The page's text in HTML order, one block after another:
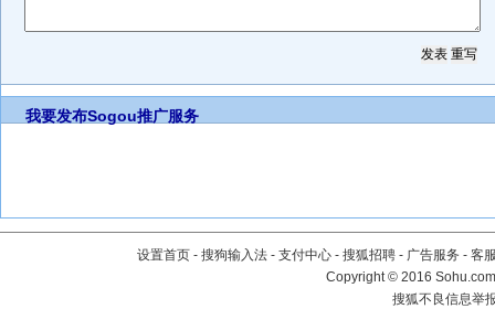
我要发布Sogou推广服务
设置首页 - 搜狗输入法 - 支付中心 - 搜狐招聘 - 广告服务 - 客
Copyright©2016
搜狐不良信息举